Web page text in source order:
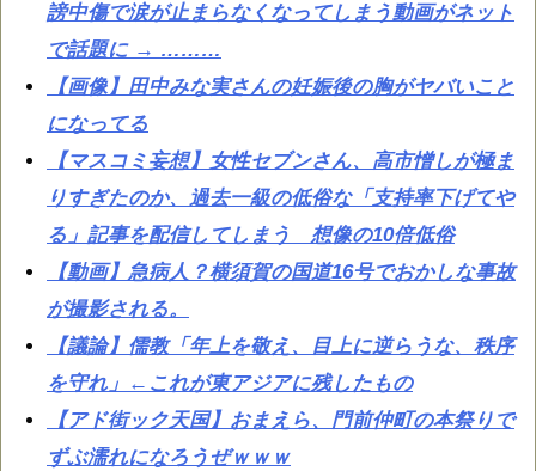
謗中傷で涙が止まらなくなってしまう動画がネット
で話題に → ………
【画像】田中みな実さんの妊娠後の胸がヤバいこと
になってる
【マスコミ妄想】女性セブンさん、高市憎しが極ま
りすぎたのか、過去一級の低俗な「支持率下げてや
る」記事を配信してしまう 想像の10倍低俗
【動画】急病人？横須賀の国道16号でおかしな事故
が撮影される。
【議論】儒教「年上を敬え、目上に逆らうな、秩序
を守れ」←これが東アジアに残したもの
【アド街ック天国】おまえら、門前仲町の本祭りで
ずぶ濡れになろうぜｗｗｗ